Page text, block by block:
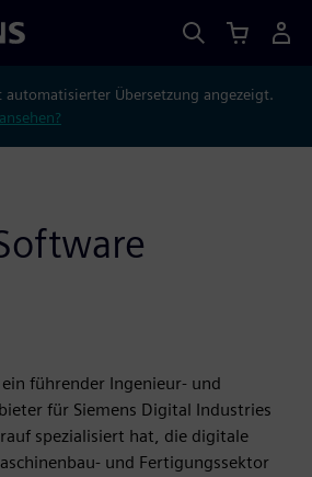
automatisierter Übersetzung angezeigt.
führender Ingenieur- und
für Siemens Digital Industries
spezialisiert hat, die digitale
und Fertigungssektor